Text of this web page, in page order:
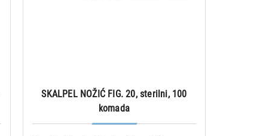
SKALPEL NOŽIĆ FIG. 20, sterilni, 100
komada